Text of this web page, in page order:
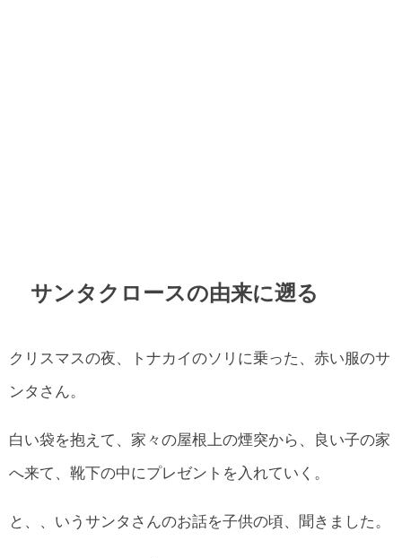
サンタクロースの由来に遡る
クリスマスの夜、トナカイのソリに乗った、赤い服のサ
ンタさん。
白い袋を抱えて、家々の屋根上の煙突から、良い子の家
へ来て、靴下の中にプレゼントを入れていく。
と、、いうサンタさんのお話を子供の頃、聞きました。